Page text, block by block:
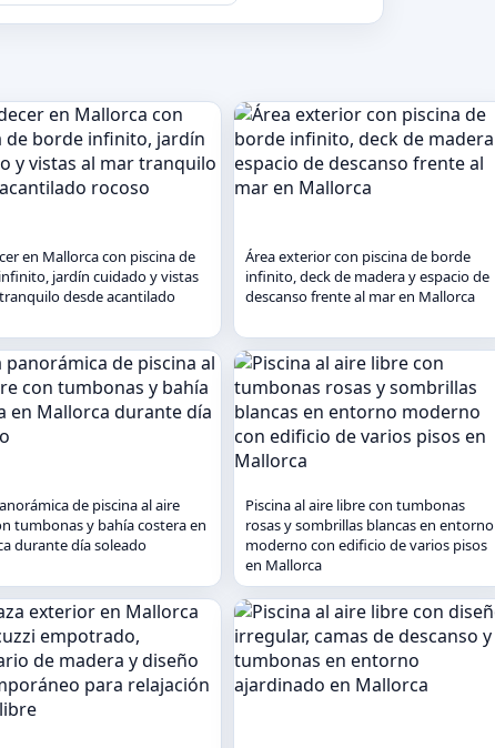
en Mallorca con piscina de
jardín cuidado y vistas
desde acantilado
Área exterior con piscina de borde
infinito, deck de madera y espacio de
descanso frente al mar en Mallorca
de piscina al aire
tumbonas y bahía costera en
durante día soleado
Piscina al aire libre con tumbonas
rosas y sombrillas blancas en entorno
moderno con edificio de varios pisos
en Mallorca